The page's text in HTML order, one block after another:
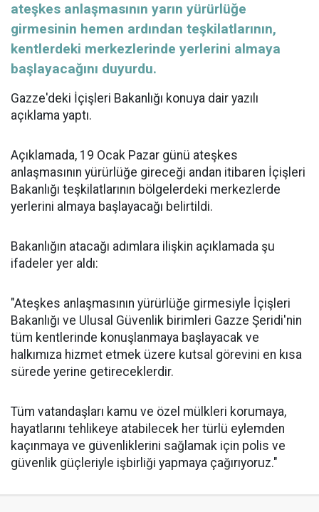
ateşkes anlaşmasının yarın yürürlüğe
girmesinin hemen ardından teşkilatlarının,
kentlerdeki merkezlerinde yerlerini almaya
başlayacağını duyurdu.
Gazze'deki İçişleri Bakanlığı konuya dair yazılı
açıklama yaptı.
Açıklamada, 19 Ocak Pazar günü ateşkes
anlaşmasının yürürlüğe gireceği andan itibaren İçişleri
Bakanlığı teşkilatlarının bölgelerdeki merkezlerde
yerlerini almaya başlayacağı belirtildi.
Bakanlığın atacağı adımlara ilişkin açıklamada şu
ifadeler yer aldı:
"Ateşkes anlaşmasının yürürlüğe girmesiyle İçişleri
Bakanlığı ve Ulusal Güvenlik birimleri Gazze Şeridi'nin
tüm kentlerinde konuşlanmaya başlayacak ve
halkımıza hizmet etmek üzere kutsal görevini en kısa
sürede yerine getireceklerdir.
Tüm vatandaşları kamu ve özel mülkleri korumaya,
hayatlarını tehlikeye atabilecek her türlü eylemden
kaçınmaya ve güvenliklerini sağlamak için polis ve
güvenlik güçleriyle işbirliği yapmaya çağırıyoruz."